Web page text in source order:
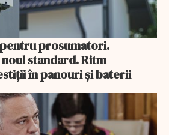
prosumatori.
standard. Ritm
în panouri și baterii